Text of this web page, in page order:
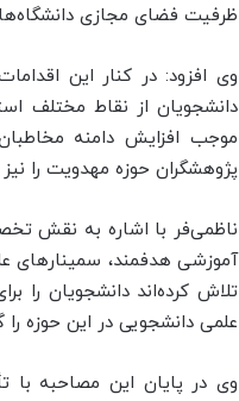
ظرفیت فضای مجازی
وی افزود: در کنار این
دانشجویان از نقاط مختلف
موجب افزایش دامنه
پژوهشگران حوزه مهدویت را
ناظمی‌فر با اشاره به نقش
آموزشی هدفمند،
تلاش کرده‌اند دانشجویان را
علمی دانشجویی در این حوزه
وی در پایان این مصاحبه با